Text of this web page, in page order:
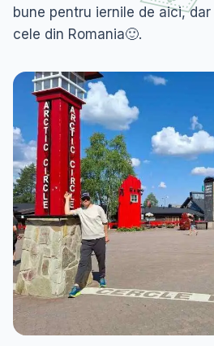
bune pentru iernile de aici,
cele din Romania🙂.